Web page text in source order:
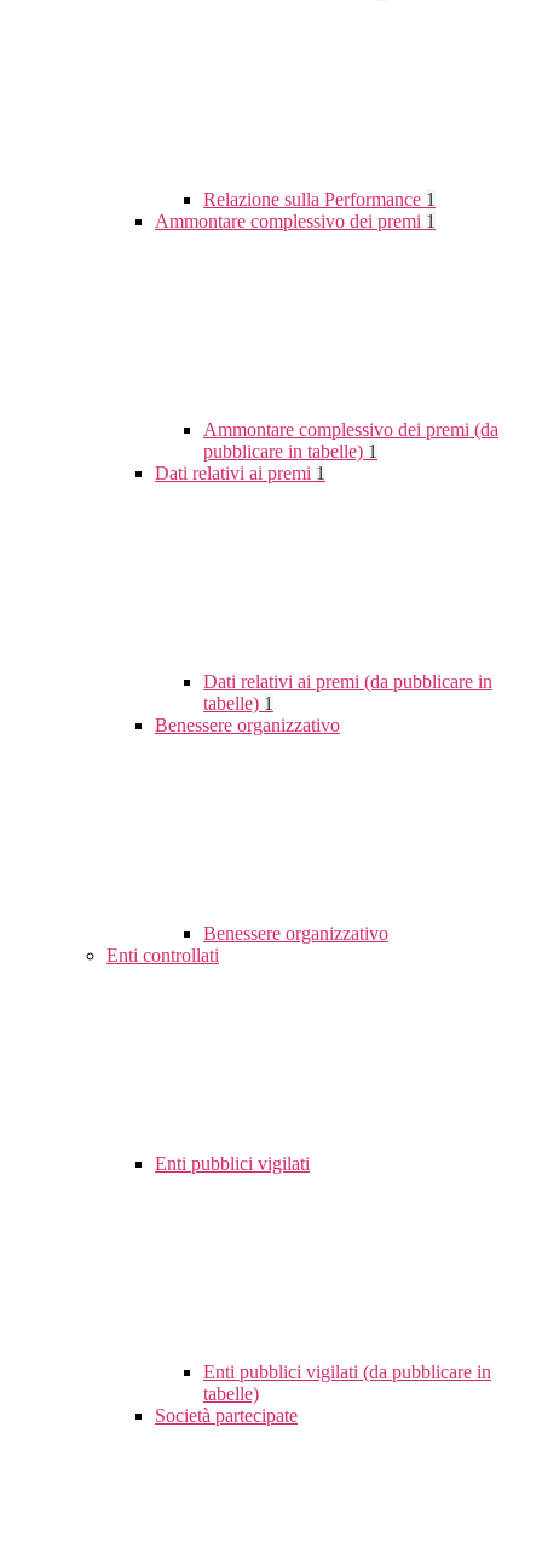
Relazione sulla Performance 1
Ammontare complessivo dei premi 1
Ammontare complessivo dei premi (da
pubblicare in tabelle) 1
Dati relativi ai premi 1
Dati relativi ai premi (da pubblicare in
tabelle) 1
Benessere organizzativo
Benessere organizzativo
Enti controllati
Enti pubblici vigilati
Enti pubblici vigilati (da pubblicare in
tabelle)
Società partecipate